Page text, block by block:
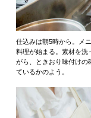
仕込みは朝5時から。メ
料理が始まる。素材を洗
がら、ときおり味付けの
ているかのよう。